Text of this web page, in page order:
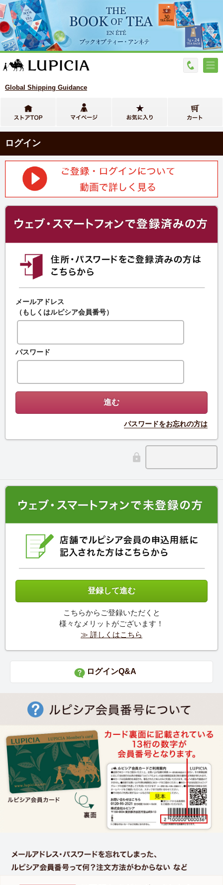
Global Shipping Guidance
ログイン
メールアドレス
（もしくはルピシア会員番号）
パスワード
パスワードをお忘れの方は
こちらからご登録いただくと
様々なメリットがございます！
≫ 詳しくはこちら